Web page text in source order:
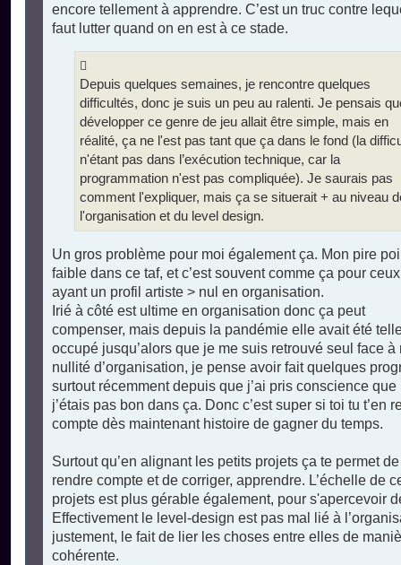
encore tellement à apprendre. C’est un truc contre
faut lutter quand on en est à ce stade.
Depuis quelques semaines, je rencontre quelques
difficultés, donc je suis un peu au ralenti. Je pensais
développer ce genre de jeu allait être simple, mais en
réalité, ça ne l'est pas tant que ça dans le fond (la
n'étant pas dans l’exécution technique, car la
programmation n'est pas compliquée). Je saurais pas
comment l'expliquer, mais ça se situerait + au niveau
l'organisation et du level design.
Un gros problème pour moi également ça. Mon pire
faible dans ce taf, et c’est souvent comme ça pour ceux
ayant un profil artiste > nul en organisation.
Irié à côté est ultime en organisation donc ça peut
compenser, mais depuis la pandémie elle avait été
occupé jusqu’alors que je me suis retrouvé seul face à
nullité d’organisation, je pense avoir fait quelques
surtout récemment depuis que j’ai pris conscience que
j’étais pas bon dans ça. Donc c’est super si toi tu t’en
compte dès maintenant histoire de gagner du temps.
Surtout qu’en alignant les petits projets ça te permet de
rendre compte et de corriger, apprendre. L’échelle de
projets est plus gérable également, pour s'apercevoir
Effectivement le level-design est pas mal lié à
justement, le fait de lier les choses entre elles de
cohérente.